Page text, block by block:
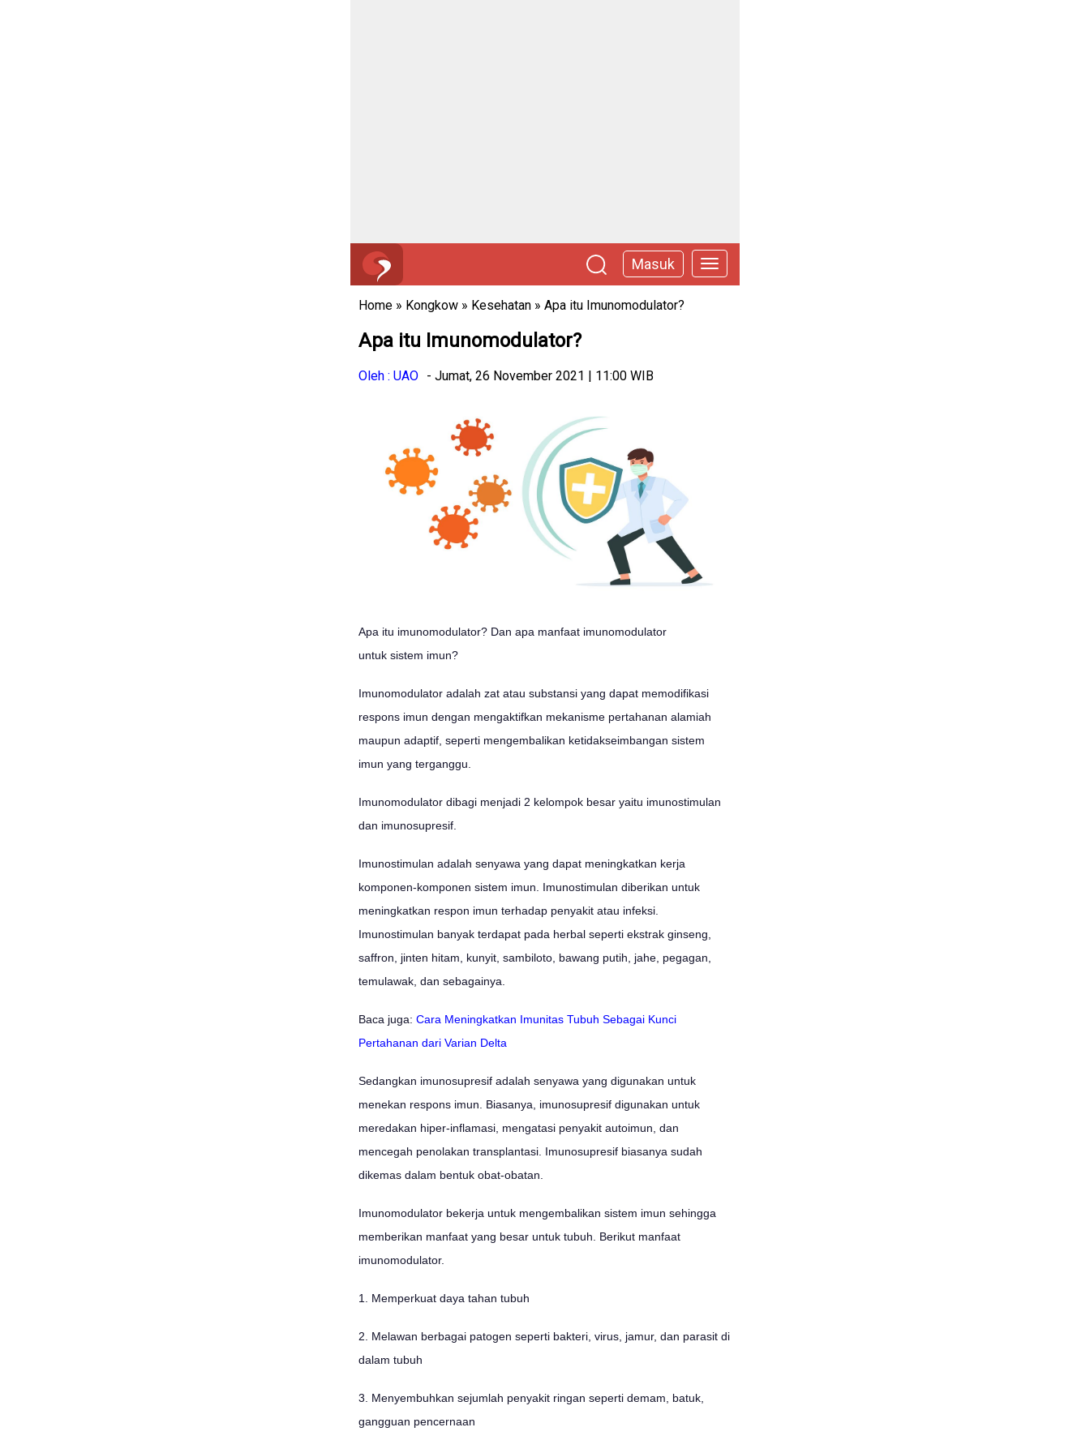
Masuk
Home » Kongkow » Kesehatan » Apa itu Imunomodulator?
Apa itu Imunomodulator?
Oleh : UAO - Jumat, 26 November 2021 | 11:00 WIB
Apa itu imunomodulator? Dan apa manfaat imunomodulator
untuk sistem imun?
Imunomodulator adalah zat atau substansi yang dapat memodifikasi
respons imun dengan mengaktifkan mekanisme pertahanan alamiah
maupun adaptif, seperti mengembalikan ketidakseimbangan sistem
imun yang terganggu.
Imunomodulator dibagi menjadi 2 kelompok besar yaitu imunostimulan
dan imunosupresif.
Imunostimulan adalah senyawa yang dapat meningkatkan kerja
komponen-komponen sistem imun. Imunostimulan diberikan untuk
meningkatkan respon imun terhadap penyakit atau infeksi.
Imunostimulan banyak terdapat pada herbal seperti ekstrak ginseng,
saffron, jinten hitam, kunyit, sambiloto, bawang putih, jahe, pegagan,
temulawak, dan sebagainya.
Baca juga: Cara Meningkatkan Imunitas Tubuh Sebagai Kunci
Pertahanan dari Varian Delta
Sedangkan imunosupresif adalah senyawa yang digunakan untuk
menekan respons imun. Biasanya, imunosupresif digunakan untuk
meredakan hiper-inflamasi, mengatasi penyakit autoimun, dan
mencegah penolakan transplantasi. Imunosupresif biasanya sudah
dikemas dalam bentuk obat-obatan.
Imunomodulator bekerja untuk mengembalikan sistem imun sehingga
memberikan manfaat yang besar untuk tubuh. Berikut manfaat
imunomodulator.
1. Memperkuat daya tahan tubuh
2. Melawan berbagai patogen seperti bakteri, virus, jamur, dan parasit di
dalam tubuh
3. Menyembuhkan sejumlah penyakit ringan seperti demam, batuk,
gangguan pencernaan